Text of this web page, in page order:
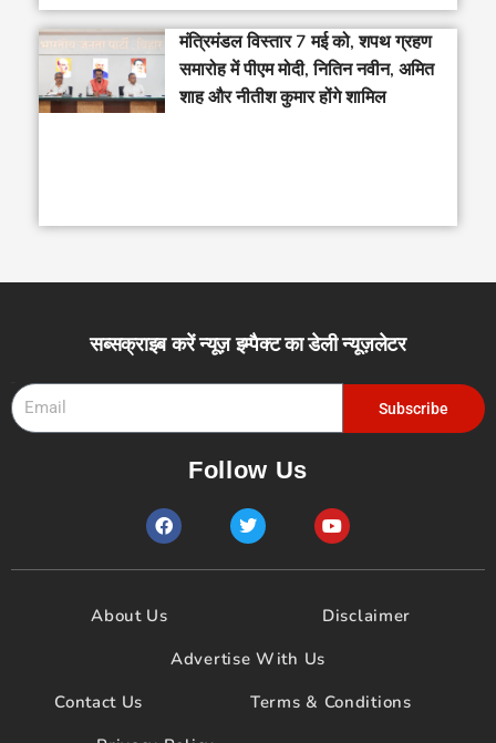
मंत्रिमंडल विस्तार 7 मई को, शपथ ग्रहण
समारोह में पीएम मोदी, नितिन नवीन, अमित
शाह और नीतीश कुमार होंगे शामिल
सब्सक्राइब करें न्यूज़ इम्पैक्ट का डेली न्यूज़लेटर
Subscribe
Follow Us
F
a
e
o
T
w
t
Y
o
t
b
e
About Us
Disclaimer
Advertise With Us
Contact Us
Terms & Conditions